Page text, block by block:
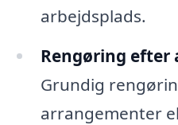
arbejdsplads.
Rengøring
Grundig
arrangementer